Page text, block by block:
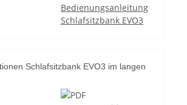
Bedienungsanleitung
Schlafsitzbank EVO3
Schlafsitzbank EVO3 im langen